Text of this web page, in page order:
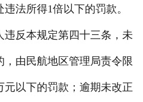
法所得1倍以下的罚款。
反本规定第四十三条，未
由民航地区管理局责令限
元以下的罚款；逾期未改正